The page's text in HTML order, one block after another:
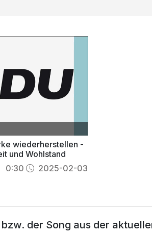
wiederherstellen -
und Wohlstand
0:30 2025-02-03
der Song aus der